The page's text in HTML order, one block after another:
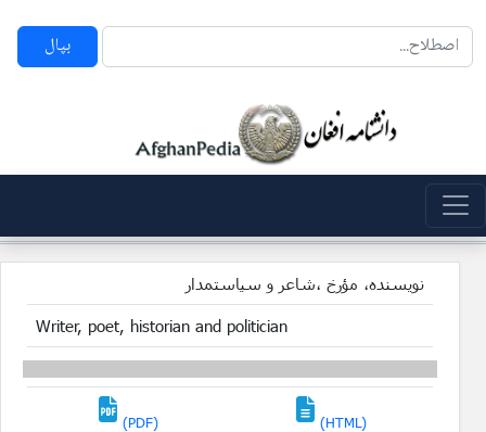
بپال
نویسنده، مؤرخ ،شاعر و سیاستمدار
Writer, poet, historian and politician
(PDF) (HTML)